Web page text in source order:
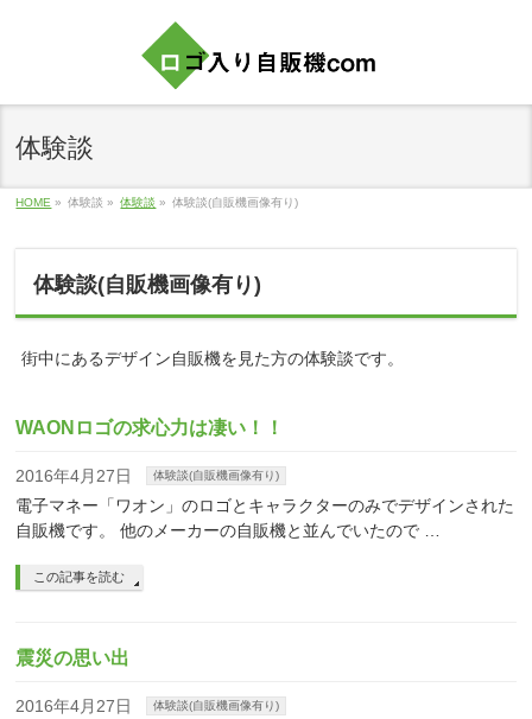
体験談
HOME » 体験談 » 体験談 » 体験談(自販機画像有り)
体験談(自販機画像有り)
街中にあるデザイン自販機を見た方の体験談です。
WAONロゴの求心力は凄い！！
2016年4月27日 体験談(自販機画像有り)
電子マネー「ワオン」のロゴとキャラクターのみでデザインされた
自販機です。 他のメーカーの自販機と並んでいたので …
この記事を読む
震災の思い出
2016年4月27日 体験談(自販機画像有り)